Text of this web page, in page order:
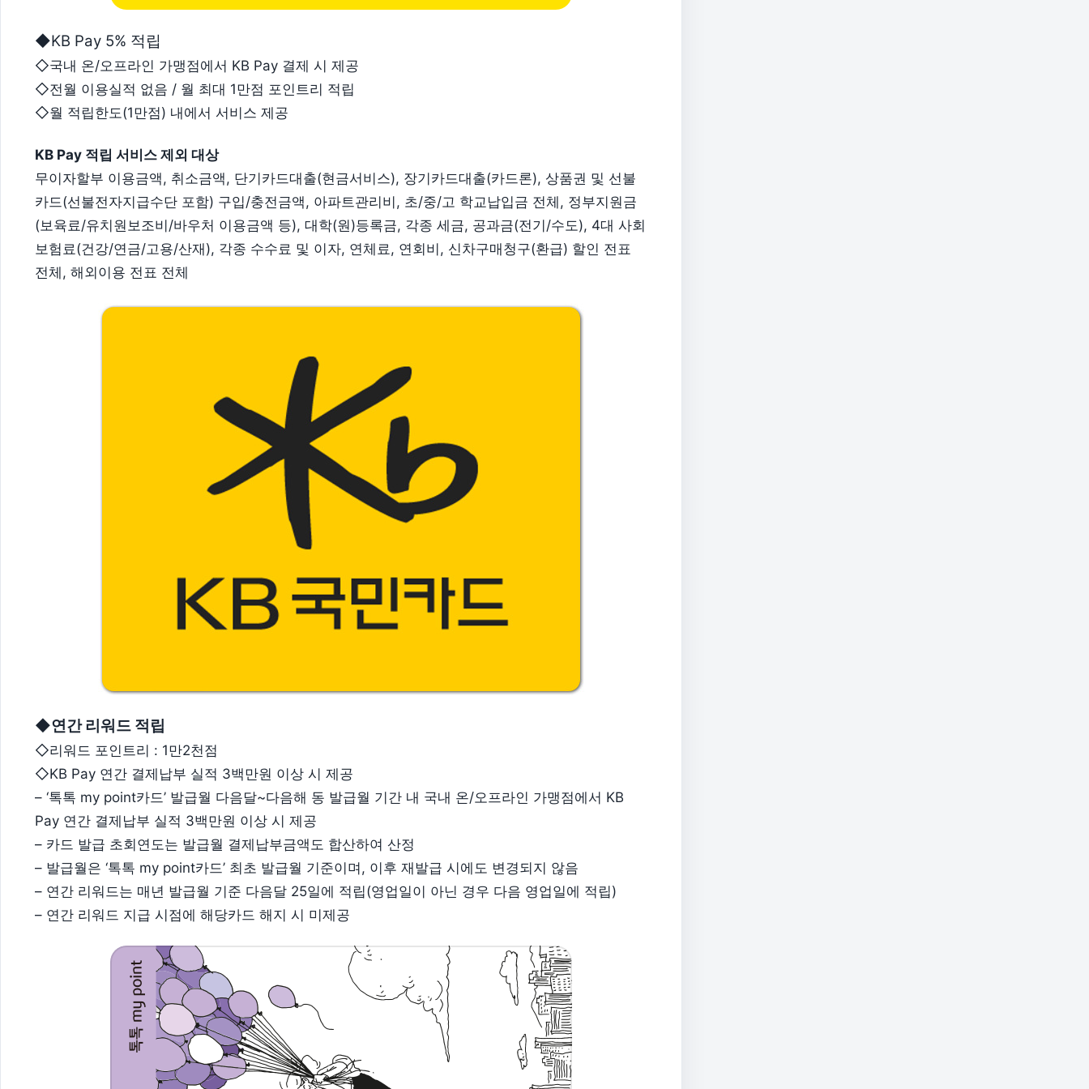
◆KB Pay 5% 적립
◇국내 온/오프라인 가맹점에서 KB Pay 결제 시 제공
◇전월 이용실적 없음 / 월 최대 1만점 포인트리 적립
◇월 적립한도(1만점) 내에서 서비스 제공
KB Pay 적립 서비스 제외 대상
무이자할부 이용금액, 취소금액, 단기카드대출(현금서비스), 장기카드대출(카드론), 상품권 및 선불
카드(선불전자지급수단 포함) 구입/충전금액, 아파트관리비, 초/중/고 학교납입금 전체, 정부지원금
(보육료/유치원보조비/바우처 이용금액 등), 대학(원)등록금, 각종 세금, 공과금(전기/수도), 4대 사회
보험료(건강/연금/고용/산재), 각종 수수료 및 이자, 연체료, 연회비, 신차구매청구(환급) 할인 전표
전체, 해외이용 전표 전체
◆연간 리워드 적립
◇리워드 포인트리 : 1만2천점
◇KB Pay 연간 결제납부 실적 3백만원 이상 시 제공
– ‘톡톡 my point카드’ 발급월 다음달~다음해 동 발급월 기간 내 국내 온/오프라인 가맹점에서 KB
Pay 연간 결제납부 실적 3백만원 이상 시 제공
– 카드 발급 초회연도는 발급월 결제납부금액도 합산하여 산정
– 발급월은 ‘톡톡 my point카드’ 최초 발급월 기준이며, 이후 재발급 시에도 변경되지 않음
– 연간 리워드는 매년 발급월 기준 다음달 25일에 적립(영업일이 아닌 경우 다음 영업일에 적립)
– 연간 리워드 지급 시점에 해당카드 해지 시 미제공